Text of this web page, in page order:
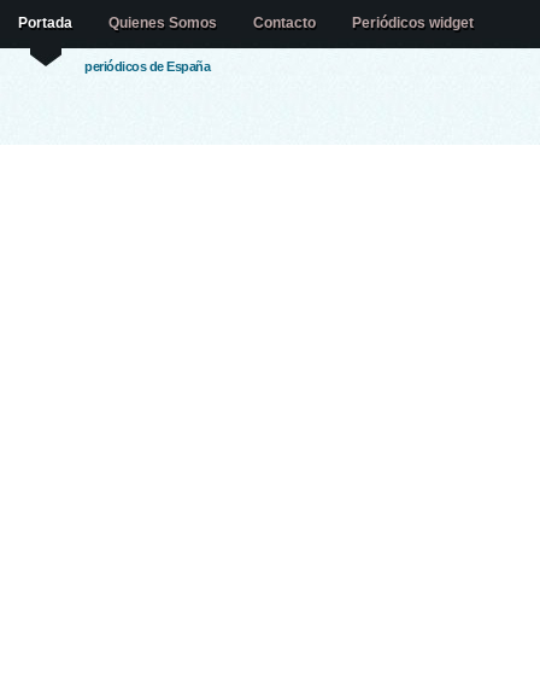
periódicos de España
Portada Quienes Somos Contacto Periódicos widget